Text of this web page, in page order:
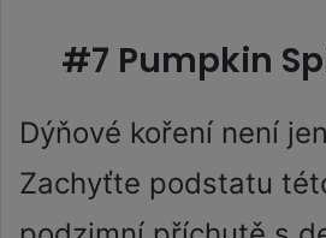
#7 Pumpkin
Dýňové koření není
Zachyťte podstatu